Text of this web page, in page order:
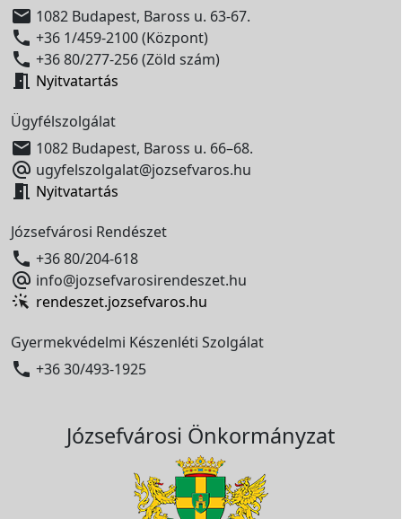
 1082 Budapest, Baross u. 63-67.
 +36 1/459-2100 (Központ)
 +36 80/277-256 (Zöld szám)
 Nyitvatartás
Ügyfélszolgálat
 1082 Budapest, Baross u. 66–68.
 ugyfelszolgalat@jozsefvaros.hu
 Nyitvatartás
Józsefvárosi Rendészet
 +36 80/204-618
 info@jozsefvarosirendeszet.hu
rendeszet.jozsefvaros.hu
Gyermekvédelmi Készenléti Szolgálat
 +36 30/493-1925
Józsefvárosi Önkormányzat